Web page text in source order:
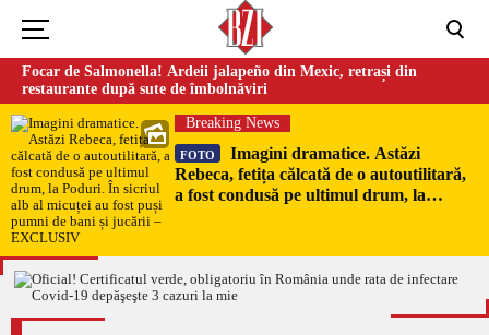
Focar de Salmonella! Ardeii jalapeño din Mexic, retrași din
restaurante după sute de îmbolnăviri
Breaking News
FOTO
Imagini dramatice. Astăzi
Rebeca, fetița călcată de o autoutilitară,
a fost condusă pe ultimul drum, la
EXCLUSIV